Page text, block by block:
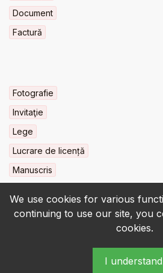
We use cookies for various
continuing to use our site, you
cookies.
I
Document
Factură
Fotografie
Invitaţie
Lege
Lucrare de licență
Manuscris
© 2022-2026 • BCU „Carol I” -